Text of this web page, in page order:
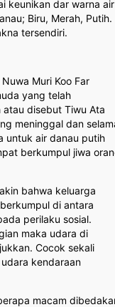
keunikan dar warna air
Biru, Merah, Putih.
tersendiri.
Muri Koo Far
yang telah
atau disebut Tiwu Ata
meninggal dan
untuk air danau putih
berkumpul jiwa
bahwa keluarga
di antara
perilaku sosial.
maka udara di
Cocok sekali
kendaraan
macam